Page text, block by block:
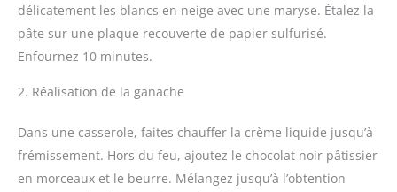
délicatement les blancs en neige avec une maryse. Étalez la
pâte sur une plaque recouverte de papier sulfurisé.
Enfournez 10 minutes.
2. Réalisation de la ganache
Dans une casserole, faites chauffer la crème liquide jusqu’à
frémissement. Hors du feu, ajoutez le chocolat noir pâtissier
en morceaux et le beurre. Mélangez jusqu’à l’obtention